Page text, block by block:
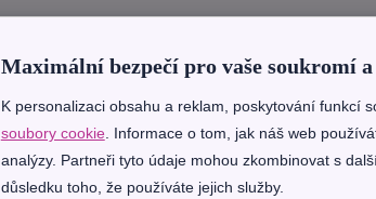
Maximální bezpečí pro vaše soukromí a
K personalizaci obsahu a reklam, poskytování funkcí
soubory cookie. Informace o tom, jak náš web
analýzy. Partneři tyto údaje mohou zkombinovat s
důsledku toho, že používáte jejich služby.